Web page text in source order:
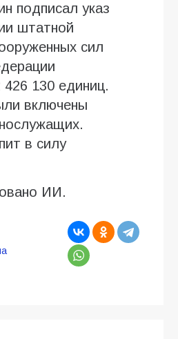
подписал указ
штатной
сил
426 130 единиц.
включены
в силу
ИИ.